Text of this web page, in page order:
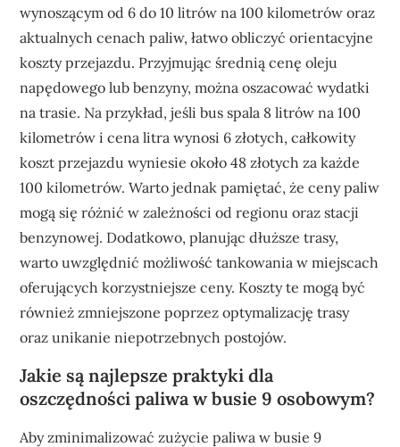
wynoszącym od 6 do 10 litrów na 100 kilometrów oraz
aktualnych cenach paliw, łatwo obliczyć orientacyjne
koszty przejazdu. Przyjmując średnią cenę oleju
napędowego lub benzyny, można oszacować wydatki
na trasie. Na przykład, jeśli bus spala 8 litrów na 100
kilometrów i cena litra wynosi 6 złotych, całkowity
koszt przejazdu wyniesie około 48 złotych za każde
100 kilometrów. Warto jednak pamiętać, że ceny paliw
mogą się różnić w zależności od regionu oraz stacji
benzynowej. Dodatkowo, planując dłuższe trasy,
warto uwzględnić możliwość tankowania w miejscach
oferujących korzystniejsze ceny. Koszty te mogą być
również zmniejszone poprzez optymalizację trasy
oraz unikanie niepotrzebnych postojów.
Jakie są najlepsze praktyki dla
oszczędności paliwa w busie 9 osobowym?
Aby zminimalizować zużycie paliwa w busie 9